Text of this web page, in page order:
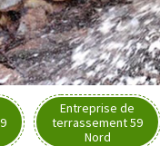
Entreprise de
terrassement 59
Nord